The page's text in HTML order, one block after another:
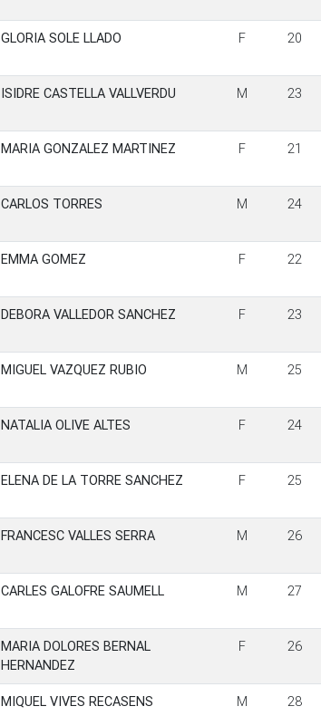
GLORIA SOLE LLADO F 20
ISIDRE CASTELLA VALLVERDU M 23
MARIA GONZALEZ MARTINEZ F 21
CARLOS TORRES M 24
EMMA GOMEZ F 22
DEBORA VALLEDOR SANCHEZ F 23
MIGUEL VAZQUEZ RUBIO M 25
NATALIA OLIVE ALTES F 24
ELENA DE LA TORRE SANCHEZ F 25
FRANCESC VALLES SERRA M 26
CARLES GALOFRE SAUMELL M 27
MARIA DOLORES BERNAL
HERNANDEZ
F 26
MIQUEL VIVES RECASENS M 28